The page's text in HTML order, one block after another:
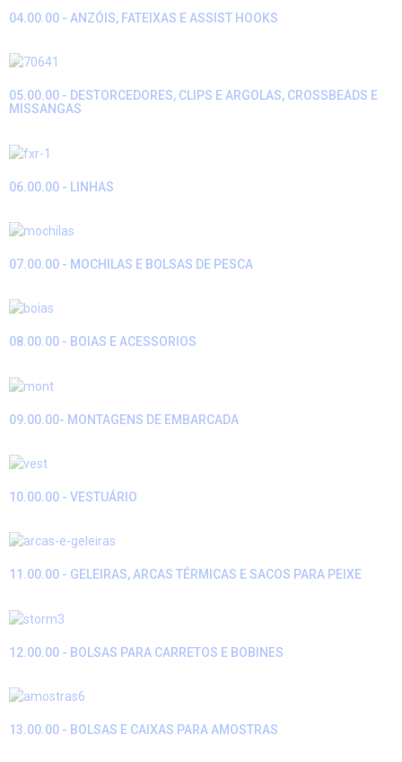
04.00.00 - ANZÓIS, FATEIXAS E ASSIST HOOKS
05.00.00 - DESTORCEDORES, CLIPS E ARGOLAS, CROSSBEADS E
MISSANGAS
06.00.00 - LINHAS
07.00.00 - MOCHILAS E BOLSAS DE PESCA
08.00.00 - BOIAS E ACESSORIOS
09.00.00- MONTAGENS DE EMBARCADA
10.00.00 - VESTUÁRIO
11.00.00 - GELEIRAS, ARCAS TÉRMICAS E SACOS PARA PEIXE
12.00.00 - BOLSAS PARA CARRETOS E BOBINES
13.00.00 - BOLSAS E CAIXAS PARA AMOSTRAS